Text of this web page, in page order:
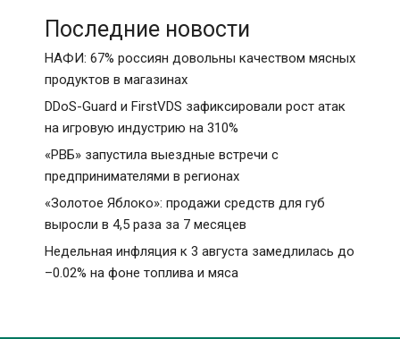
Последние новости
НАФИ: 67% россиян довольны качеством мясных
продуктов в магазинах
DDoS-Guard и FirstVDS зафиксировали рост атак
на игровую индустрию на 310%
«РВБ» запустила выездные встречи с
предпринимателями в регионах
«Золотое Яблоко»: продажи средств для губ
выросли в 4,5 раза за 7 месяцев
Недельная инфляция к 3 августа замедлилась до
–0.02% на фоне топлива и мяса